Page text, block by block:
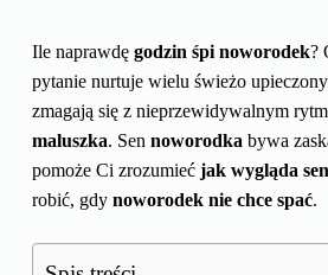
Ile naprawdę godzin śpi noworodek?
pytanie nurtuje wielu świeżo
zmagają się z nieprzewidywalnym
maluszka. Sen noworodka bywa
pomoże Ci zrozumieć jak wygląda
robić, gdy noworodek nie chce spać.